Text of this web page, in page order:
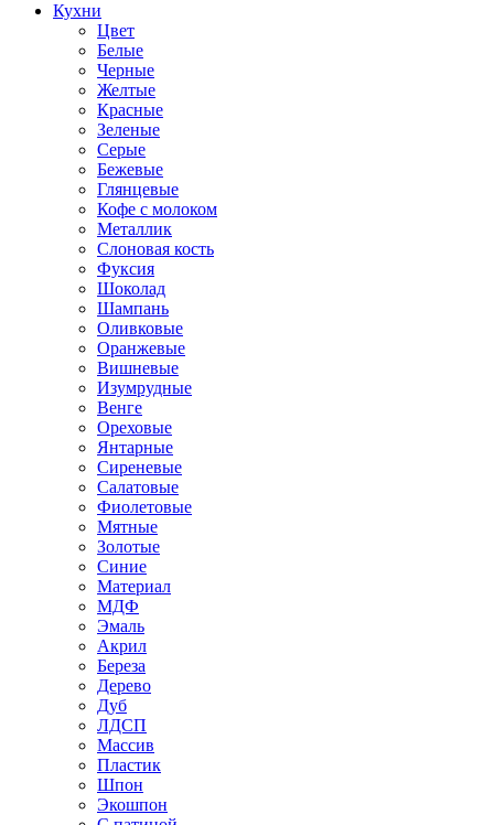
Кухни
Цвет
Белые
Черные
Желтые
Красные
Зеленые
Серые
Бежевые
Глянцевые
Кофе с молоком
Металлик
Слоновая кость
Фуксия
Шоколад
Шампань
Оливковые
Оранжевые
Вишневые
Изумрудные
Венге
Ореховые
Янтарные
Сиреневые
Салатовые
Фиолетовые
Мятные
Золотые
Синие
Материал
МДФ
Эмаль
Акрил
Береза
Дерево
Дуб
ЛДСП
Массив
Пластик
Шпон
Экошпон